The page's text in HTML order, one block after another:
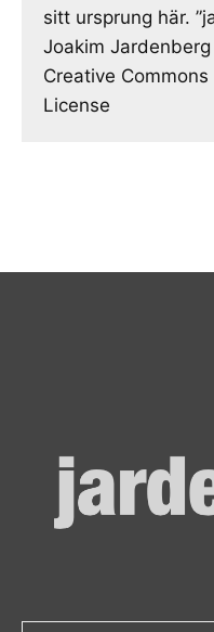
sitt ursprung här.
Joakim
Creative
License